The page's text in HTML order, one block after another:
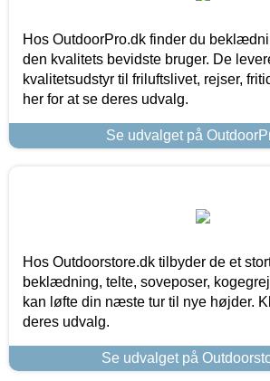
Hos OutdoorPro.dk finder du
den kvalitets bevidste bruger. De
kvalitetsudstyr til friluftslivet, rejser,
her for at se deres udvalg.
Se udvalget på
Hos Outdoorstore.dk tilbyder de et
beklædning, telte, soveposer,
kan løfte din næste tur til nye højder.
deres udvalg.
Se udvalget på